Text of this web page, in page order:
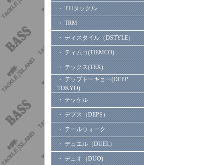
・ T.Hタックル
・ TRM
・ ディスタイル（DSTYLE）
・ ティムコ(TIEMCO)
・ テックス(TEX)
・ デップトーキョー(DEPP
TOKYO)
・ テッケル
・ デプス（DEPS）
・ テールウォーク
・ デュエル（DUEL）
・ デュオ（DUO)